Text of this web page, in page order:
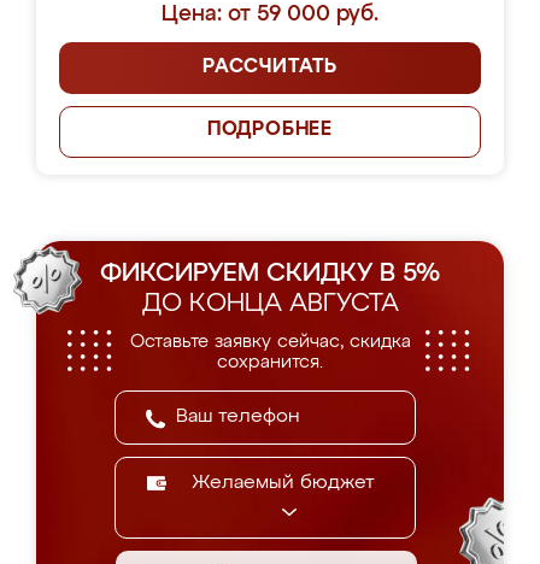
Цена: от 59 000 руб.
РАССЧИТАТЬ
ПОДРОБНЕЕ
ФИКСИРУЕМ СКИДКУ В 5%
ДО КОНЦА АВГУСТА
Оставьте заявку сейчас, скидка
сохранится.
Желаемый бюджет